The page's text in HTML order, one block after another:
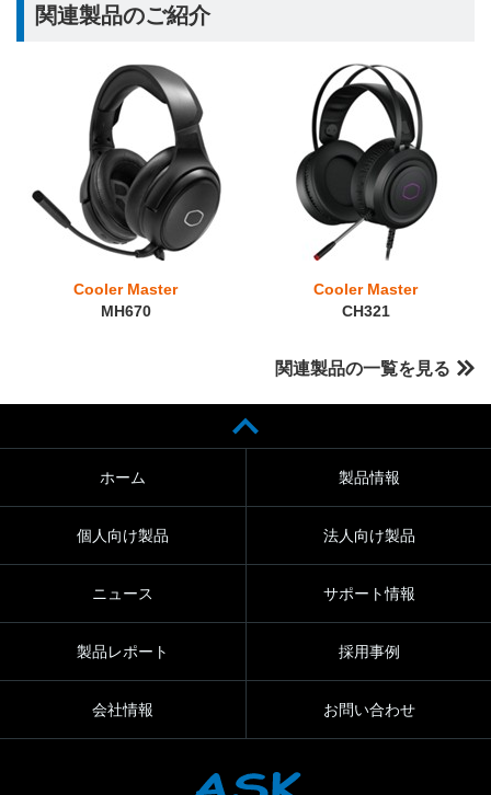
関連製品のご紹介
Cooler Master
MH670
Cooler Master
CH321
関連製品の一覧を見る
ホーム 製品情報
個人向け製品 法人向け製品
ニュース サポート情報
製品レポート 採用事例
会社情報 お問い合わせ